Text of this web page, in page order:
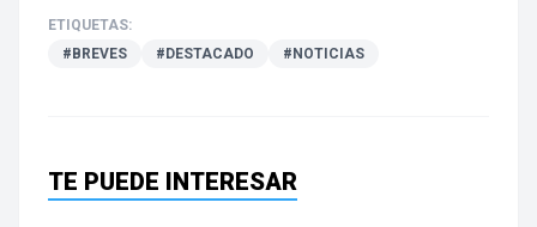
ETIQUETAS:
#BREVES
#DESTACADO #NOTICIAS
TE PUEDE INTERESAR